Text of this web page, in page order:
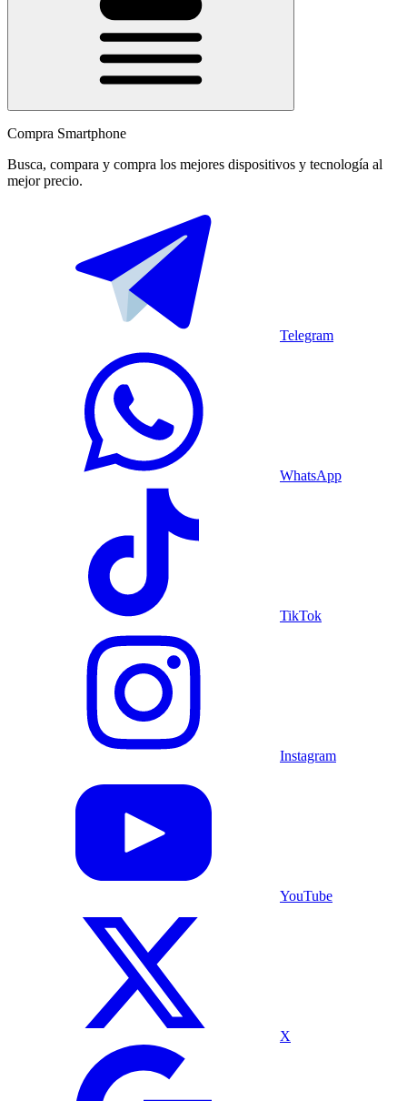
Compra Smartphone
Busca, compara y compra los mejores dispositivos y tecnología al
mejor precio.
Telegram
WhatsApp
TikTok
Instagram
YouTube
X